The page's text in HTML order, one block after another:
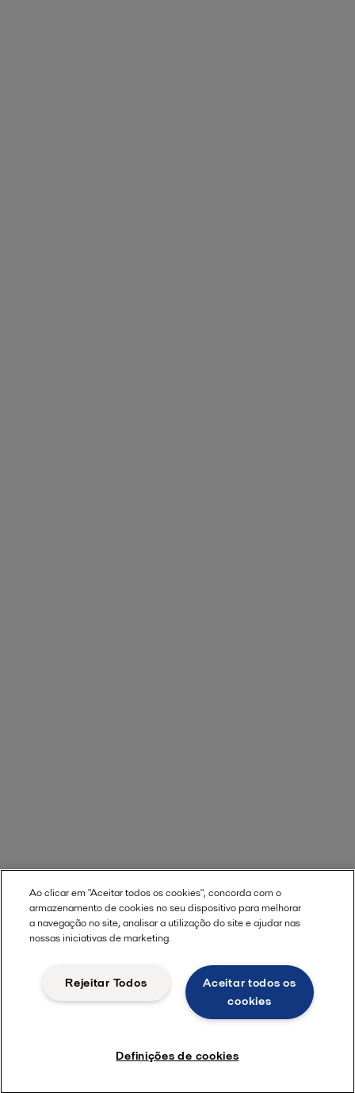
Ao clicar em "Aceitar todos os cookies", concorda com o
armazenamento de cookies no seu dispositivo para melhorar
a navegação no site, analisar a utilização do site e ajudar nas
nossas iniciativas de marketing.
Aceitar todos os
cookies
Rejeitar Todos
Definições de cookies